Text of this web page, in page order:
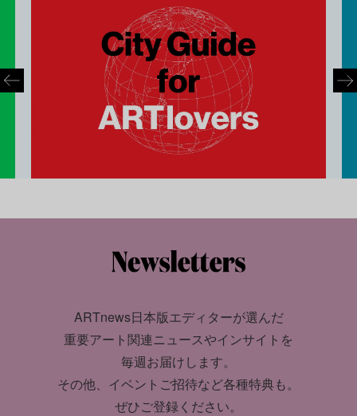
ARTnews日本版エディターが選んだ
重要アート関連ニュースやインサイトを
毎週お届けします。
その他、イベントご招待など各種特典も。
ぜひご登録ください。